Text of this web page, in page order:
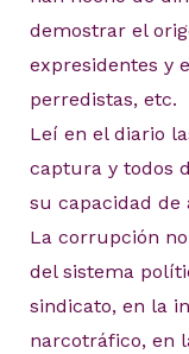
demostrar el
expresidentes y
perredistas, etc.
Leí en el diario
captura y todos
su capacidad de
La corrupción
del sistema
sindicato, en la
narcotráfico, en